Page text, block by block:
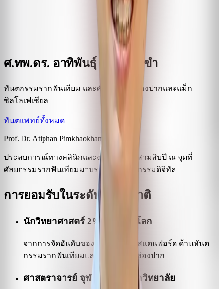
ศ.ทพ.ดร. อาทิพันธุ์ พิมพ์ขาวขำ
ทันตกรรมรากฟันเทียม และศัลยศาสตร์ช่องปากและแม็ก
ซิลโลเฟเชียล
ทันตแพทย์ทั้งหมด
Prof. Dr. Atiphan Pimkhaokham
ประสบการณ์ทางคลินิกและงานวิจัยกว่าสามสิบปี ณ จุดที่
ศัลยกรรมรากฟันเทียมมาบรรจบกับทันตกรรมดิจิทัล
การยอมรับในระดับนานาชาติ
นักวิทยาศาสตร์ 2% แรกของโลก
จากการจัดอันดับของมหาวิทยาลัยสแตนฟอร์ด ด้านทันต
กรรมรากฟันเทียมและศัลยศาสตร์ช่องปาก
ศาสตราจารย์ จุฬาลงกรณ์มหาวิทยาลัย